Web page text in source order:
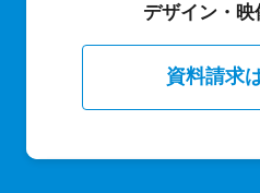
デザイン・
資料請求